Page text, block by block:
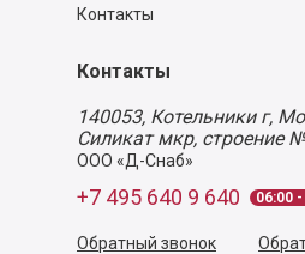
Контакты
Контакты
140053, Котельники г,
Силикат мкр,
ООО «Д-Снаб»
+7 495 640 9 640 06:00
Обратный звонок